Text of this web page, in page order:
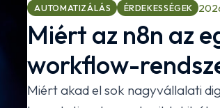
AUTOMATIZÁLÁS ÉRDEKESSÉGEK
Miért az n8n az
workflow-
Miért akad el sok nagyvállalati